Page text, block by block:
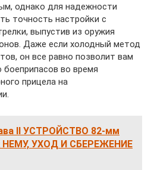
однако для надежности
точность настройки с
выпустив из оружия
Даже если холодный метод
он все равно позволит вам
во время
прицела на
II УСТРОЙСТВО 82-мм
УХОД И СБЕРЕЖЕНИЕ